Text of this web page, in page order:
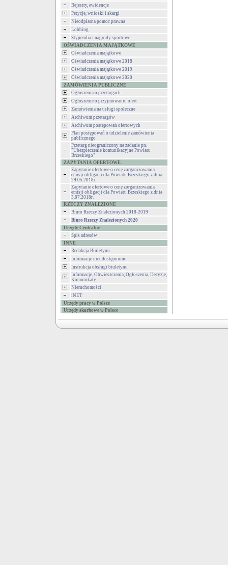
Rejestry, ewidencje
Petycje, wnioski i skargi
Nieodpłatna pomoc prawna
Lobbing
Stypendia i nagrody sportowe
OŚWIADCZENIA MAJĄTKOWE
Oświadczenia majątkowe
Oświadczenia majątkowe 2018
Oświadczenia majątkowe 2019
Oświadczenia majątkowe 2020
ZAMÓWIENIA PUBLICZNE
Ogłoszenia o przetargach
Ogłoszenie o przyjmowaniu ofert
Zamówienia na usługi społeczne
Archiwum przetargów
Archiwum postępowań ofertowych
Plan postępowań o udzielenie zamówienia
publicznego
Przetarg nieograniczony na zadanie pn.
"Ubezpieczenie komunikacyjne Powiatu
Brzeskiego"
ZAPYTANIA OFERTOWE
Zapytanie ofertowe o cenę zorganizowania
emisji obligacji dla Powiatu Brzeskiego z dnia
29.05.2018r.
Zapytanie ofertowe o cenę zorganizowania
emisji obligacji dla Powiatu Brzeskiego z dnia
3.07.2018r.
RZECZY ZNALEZIONE
Biuro Rzeczy Znalezionych 2018-2019
Biuro Rzeczy Znalezionych 2020
Urzędy Centralne
Spis adresów
INNE
Redakcja Biuletynu
Informacje nieudostępnione
Instrukcja obsługi biuletynu
Informacje, Obwieszczenia, Ogłoszenia, Decyzje,
Komunikaty
Nieruchomości
iNET
Urzędy pracy w Polsce
Urzędy skarbowe w Polsce